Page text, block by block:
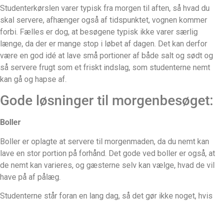
Studenterkørslen varer typisk fra morgen til aften, så hvad du
skal servere, afhænger også af tidspunktet, vognen kommer
forbi. Fælles er dog, at besøgene typisk ikke varer særlig
længe, da der er mange stop i løbet af dagen. Det kan derfor
være en god idé at lave små portioner af både salt og sødt og
så servere frugt som et friskt indslag, som studenterne nemt
kan gå og hapse af.
Gode løsninger til morgenbesøget:
Boller
Boller er oplagte at servere til morgenmaden, da du nemt kan
lave en stor portion på forhånd. Det gode ved boller er også, at
de nemt kan varieres, og gæsterne selv kan vælge, hvad de vil
have på af pålæg.
Studenterne står foran en lang dag, så det gør ikke noget, hvis